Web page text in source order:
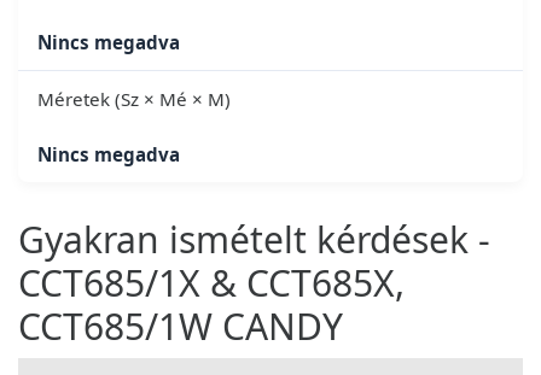
Nincs megadva
Méretek (Sz × Mé × M)
Nincs megadva
Gyakran ismételt kérdések -
CCT685/1X & CCT685X,
CCT685/1W CANDY